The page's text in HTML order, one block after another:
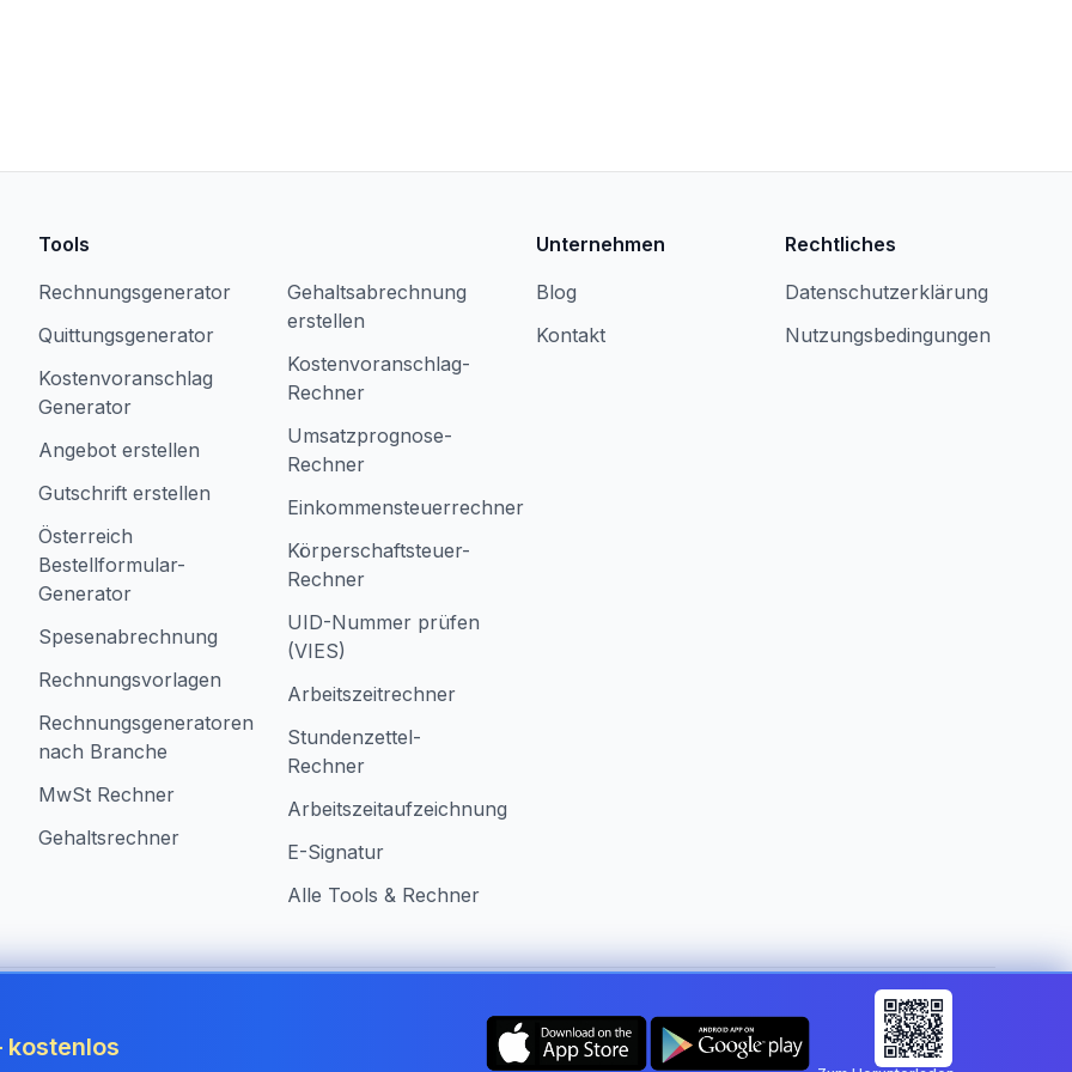
Tools
Rechnungsgenerator
Quittungsgenerator
Kostenvoranschlag
Generator
Angebot erstellen
Gutschrift erstellen
Österreich
Bestellformular-
Generator
Spesenabrechnung
Rechnungsvorlagen
Rechnungsgeneratoren
nach Branche
MwSt Rechner
Gehaltsrechner
Gehaltsabrechnung
erstellen
Kostenvoranschlag-
Rechner
Umsatzprognose-
Rechner
Einkommensteuerrechner
Körperschaftsteuer-
Rechner
UID-Nummer prüfen
(VIES)
Arbeitszeitrechner
Stundenzettel-
Rechner
Arbeitszeitaufzeichnung
E-Signatur
Alle Tools & Rechner
Unternehmen
Blog
Kontakt
Rechtliches
Datenschutzerklärung
Nutzungsbedingungen
Land ändern:
kostenlos